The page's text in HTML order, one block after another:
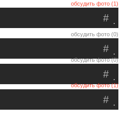
обсудить фото (1)
.
#
обсудить фото (0)
.
#
обсудить фото (0)
.
#
обсудить фото (1)
.
#